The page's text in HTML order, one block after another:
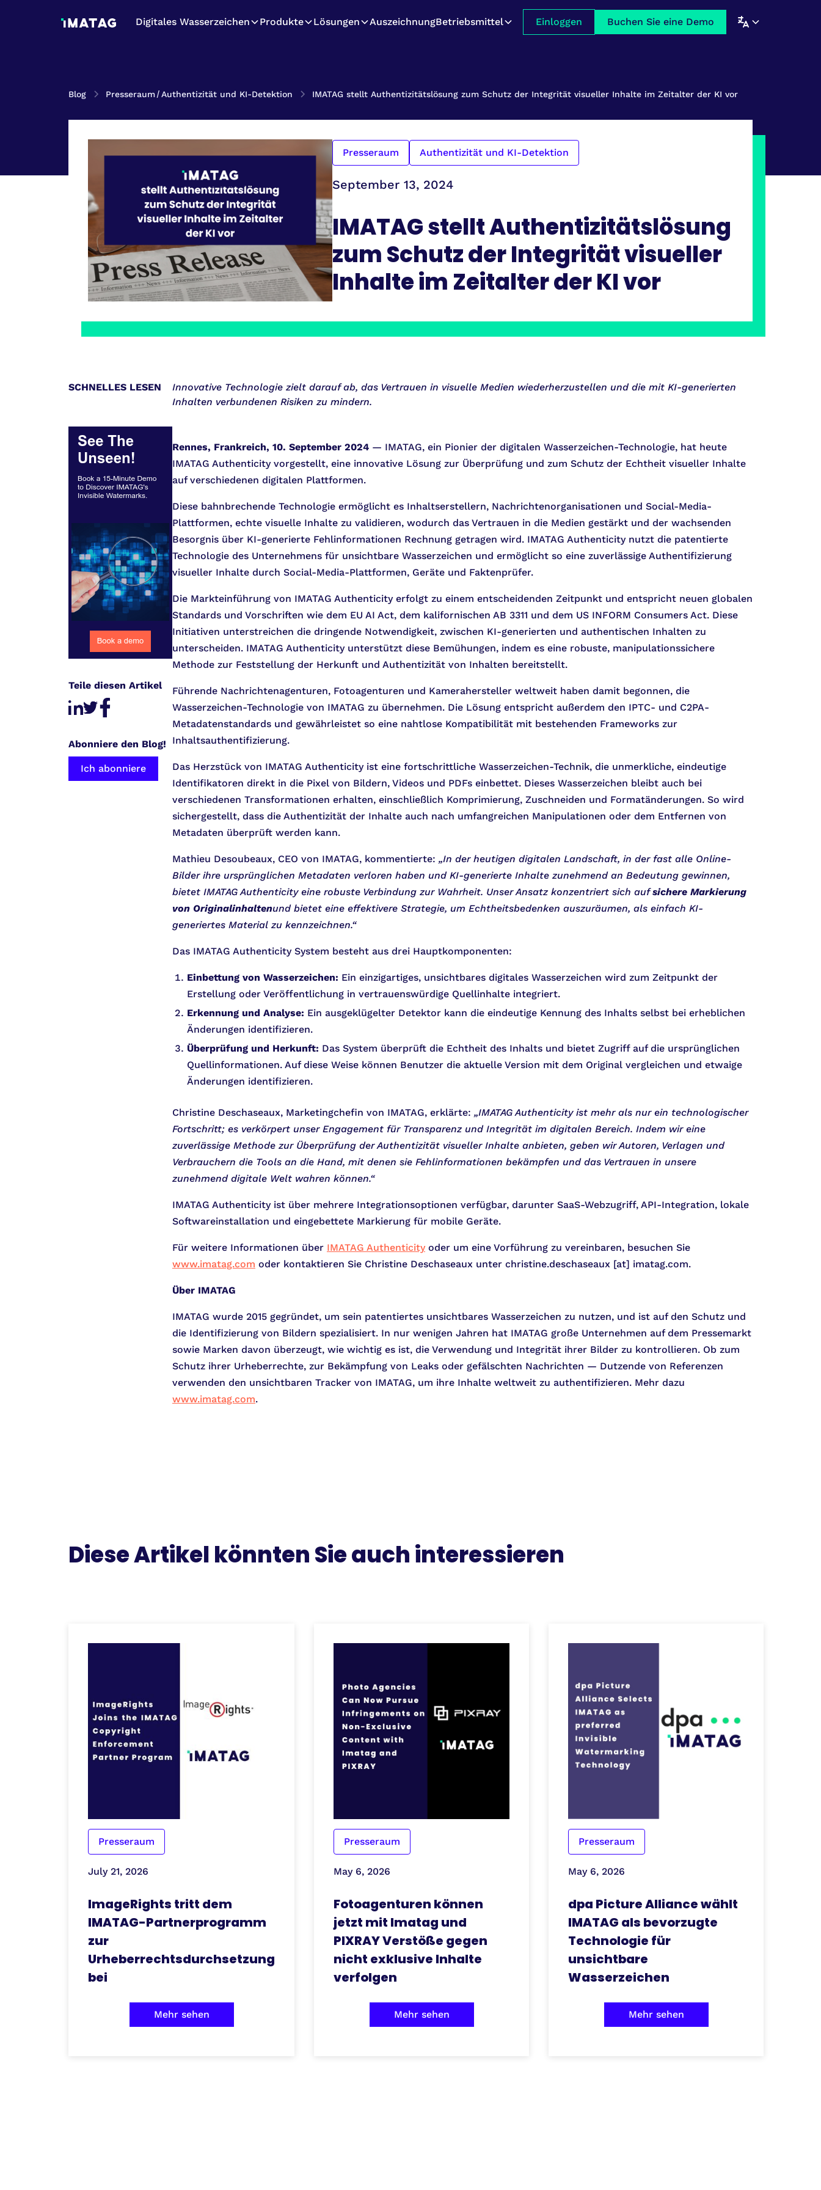
Digitales Wasserzeichen Produkte Lösungen AuszeichnungBetriebsmittel Einloggen Buchen Sie eine Demo
Blog Presseraum/Authentizität und KI-Detektion IMATAG stellt Authentizitätslösung zum Schutz der Integrität visueller Inhalte im Zeitalter der KI vor
Presseraum Authentizität und KI-Detektion
September 13, 2024
IMATAG stellt Authentizitätslösung
zum Schutz der Integrität visueller
Inhalte im Zeitalter der KI vor
SCHNELLES LESEN
Teile diesen Artikel
Abonniere den Blog!
Ich abonniere
Innovative Technologie zielt darauf ab, das Vertrauen in visuelle Medien wiederherzustellen und die mit KI-generierten
Inhalten verbundenen Risiken zu mindern.
Rennes, Frankreich, 10. September 2024 — IMATAG, ein Pionier der digitalen Wasserzeichen-Technologie, hat heute
IMATAG Authenticity vorgestellt, eine innovative Lösung zur Überprüfung und zum Schutz der Echtheit visueller Inhalte
auf verschiedenen digitalen Plattformen.
Diese bahnbrechende Technologie ermöglicht es Inhaltserstellern, Nachrichtenorganisationen und Social-Media-
Plattformen, echte visuelle Inhalte zu validieren, wodurch das Vertrauen in die Medien gestärkt und der wachsenden
Besorgnis über KI-generierte Fehlinformationen Rechnung getragen wird. IMATAG Authenticity nutzt die patentierte
Technologie des Unternehmens für unsichtbare Wasserzeichen und ermöglicht so eine zuverlässige Authentifizierung
visueller Inhalte durch Social-Media-Plattformen, Geräte und Faktenprüfer.
Die Markteinführung von IMATAG Authenticity erfolgt zu einem entscheidenden Zeitpunkt und entspricht neuen globalen
Standards und Vorschriften wie dem EU AI Act, dem kalifornischen AB 3311 und dem US INFORM Consumers Act. Diese
Initiativen unterstreichen die dringende Notwendigkeit, zwischen KI-generierten und authentischen Inhalten zu
unterscheiden. IMATAG Authenticity unterstützt diese Bemühungen, indem es eine robuste, manipulationssichere
Methode zur Feststellung der Herkunft und Authentizität von Inhalten bereitstellt.
Führende Nachrichtenagenturen, Fotoagenturen und Kamerahersteller weltweit haben damit begonnen, die
Wasserzeichen-Technologie von IMATAG zu übernehmen. Die Lösung entspricht außerdem den IPTC- und C2PA-
Metadatenstandards und gewährleistet so eine nahtlose Kompatibilität mit bestehenden Frameworks zur
Inhaltsauthentifizierung.
Das Herzstück von IMATAG Authenticity ist eine fortschrittliche Wasserzeichen-Technik, die unmerkliche, eindeutige
Identifikatoren direkt in die Pixel von Bildern, Videos und PDFs einbettet. Dieses Wasserzeichen bleibt auch bei
verschiedenen Transformationen erhalten, einschließlich Komprimierung, Zuschneiden und Formatänderungen. So wird
sichergestellt, dass die Authentizität der Inhalte auch nach umfangreichen Manipulationen oder dem Entfernen von
Metadaten überprüft werden kann.
Mathieu Desoubeaux, CEO von IMATAG, kommentierte: „In der heutigen digitalen Landschaft, in der fast alle Online-
Bilder ihre ursprünglichen Metadaten verloren haben und KI-generierte Inhalte zunehmend an Bedeutung gewinnen,
bietet IMATAG Authenticity eine robuste Verbindung zur Wahrheit. Unser Ansatz konzentriert sich aufsichere Markierung
von Originalinhaltenund bietet eine effektivere Strategie, um Echtheitsbedenken auszuräumen, als einfach KI-
generiertes Material zu kennzeichnen.“
Das IMATAG Authenticity System besteht aus drei Hauptkomponenten:
Einbettung von Wasserzeichen: Ein einzigartiges, unsichtbares digitales Wasserzeichen wird zum Zeitpunkt der
Erstellung oder Veröffentlichung in vertrauenswürdige Quellinhalte integriert.
Erkennung und Analyse: Ein ausgeklügelter Detektor kann die eindeutige Kennung des Inhalts selbst bei erheblichen
Änderungen identifizieren.
Überprüfung und Herkunft: Das System überprüft die Echtheit des Inhalts und bietet Zugriff auf die ursprünglichen
Quellinformationen. Auf diese Weise können Benutzer die aktuelle Version mit dem Original vergleichen und etwaige
Änderungen identifizieren.
Christine Deschaseaux, Marketingchefin von IMATAG, erklärte: „IMATAG Authenticity ist mehr als nur ein technologischer
Fortschritt; es verkörpert unser Engagement für Transparenz und Integrität im digitalen Bereich. Indem wir eine
zuverlässige Methode zur Überprüfung der Authentizität visueller Inhalte anbieten, geben wir Autoren, Verlagen und
Verbrauchern die Tools an die Hand, mit denen sie Fehlinformationen bekämpfen und das Vertrauen in unsere
zunehmend digitale Welt wahren können.“
IMATAG Authenticity ist über mehrere Integrationsoptionen verfügbar, darunter SaaS-Webzugriff, API-Integration, lokale
Softwareinstallation und eingebettete Markierung für mobile Geräte.
Für weitere Informationen über IMATAG Authenticityoder um eine Vorführung zu vereinbaren, besuchen Sie
www.imatag.com oder kontaktieren Sie Christine Deschaseaux unter christine.deschaseaux [at] imatag.com.
Über IMATAG
IMATAG wurde 2015 gegründet, um sein patentiertes unsichtbares Wasserzeichen zu nutzen, und ist auf den Schutz und
die Identifizierung von Bildern spezialisiert. In nur wenigen Jahren hat IMATAG große Unternehmen auf dem Pressemarkt
sowie Marken davon überzeugt, wie wichtig es ist, die Verwendung und Integrität ihrer Bilder zu kontrollieren. Ob zum
Schutz ihrer Urheberrechte, zur Bekämpfung von Leaks oder gefälschten Nachrichten — Dutzende von Referenzen
verwenden den unsichtbaren Tracker von IMATAG, um ihre Inhalte weltweit zu authentifizieren. Mehr dazu
www.imatag.com.
Diese Artikel könnten Sie auch interessieren
Presseraum
July 21, 2026
ImageRights tritt dem
IMATAG-Partnerprogramm
zur
Urheberrechtsdurchsetzung
bei
Mehr sehen
Presseraum
May 6, 2026
Fotoagenturen können
jetzt mit Imatag und
PIXRAY Verstöße gegen
nicht exklusive Inhalte
verfolgen
Mehr sehen
Presseraum
May 6, 2026
dpa Picture Alliance wählt
IMATAG als bevorzugte
Technologie für
unsichtbare
Wasserzeichen
Mehr sehen